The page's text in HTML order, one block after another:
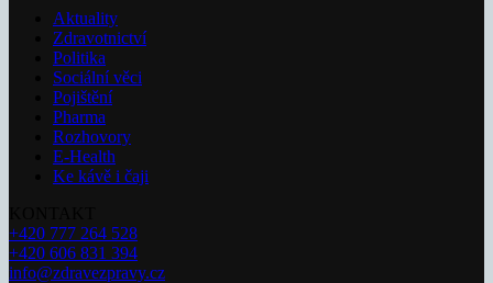
Aktuality
Zdravotnictví
Politika
Sociální věci
Pojištění
Pharma
Rozhovory
E-Health
Ke kávě i čaji
+420 777 264 528
+420 606 831 394
info@zdravezpravy.cz